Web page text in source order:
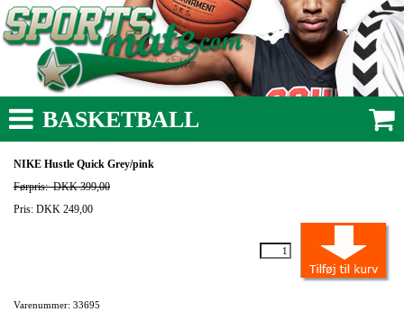
BASKETBALL
NIKE Hustle Quick Grey/pink
Førpris:DKK 399,00
Pris: DKK 249,00
Varenummer: 33695